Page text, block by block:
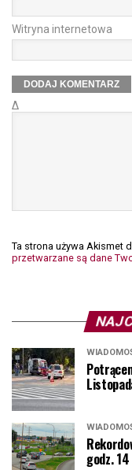
Witryna internetowa
Δ
Ta strona używa Akismet
przetwarzane są dane
godz.